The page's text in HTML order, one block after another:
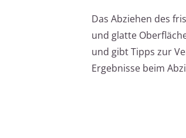
Das Abziehen des
und glatte
und gibt Tipps zur
Ergebnisse beim